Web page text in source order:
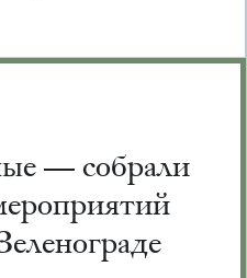
— собрали